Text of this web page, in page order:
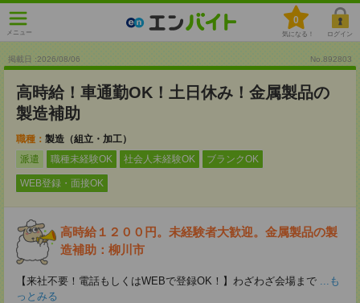
メニュー
0
気になる！ ログイン
掲載日 :2026/08/06 No.892803
高時給！車通勤OK！土日休み！金属製品の
製造補助
職種： 製造（組立・加工）
派遣
職種未経験OK 社会人未経験OK ブランクOK
WEB登録・面接OK
高時給１２００円。未経験者大歓迎。金属製品の製
造補助：柳川市
【来社不要！電話もしくはWEBで登録OK！】わざわざ会場まで ...も
っとみる